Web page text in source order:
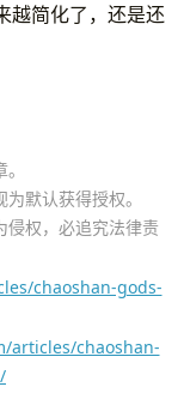
越简化了，还是还
默认获得授权。
侵权，必追究法律责
chaoshan-gods-
articles/chaoshan-